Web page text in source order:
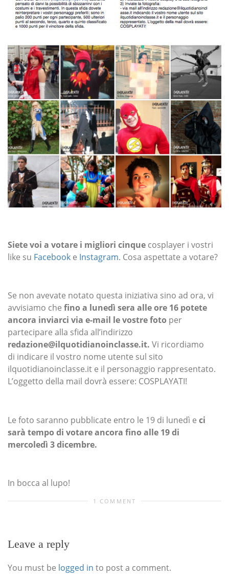
Siete voi a votare i migliori cinque cosplayer i vostri
like su Facebook e Instagram. Cosa aspettate a votare?
Se non avevate notato questa iniziativa sino ad ora, vi
avvisiamo che fino a lunedì sera alle ore 16 potete
ancora inviarci via e-mail le vostre foto per
partecipare alla sfida all’indirizzo
redazione@ilquotidianoinclasse.it. Vi ricordiamo
di indicare il vostro nome utente sul sito
ilquotidianoinclasse.it e il personaggio rappresentato.
L’oggetto della mail dovrà essere: COSPLAYATI!
Le foto saranno pubblicate entro le 19 di lunedì e ci
sarà tempo di votare ancora fino alle 19 di
mercoledì 3 dicembre.
In bocca al lupo!
1 COMMENT
Leave a reply
You must be logged in to post a comment.